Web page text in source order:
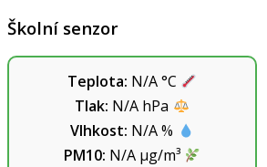
Školní senzor
Teplota: N/A°C
Tlak: N/A hPa
Vlhkost: N/A%
PM10: N/Aµg/m³